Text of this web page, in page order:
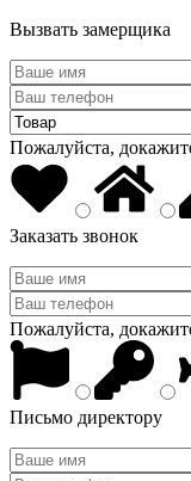
Вызвать замерщика
Пожалуйста,
Заказать звонок
Пожалуйста,
Письмо директору